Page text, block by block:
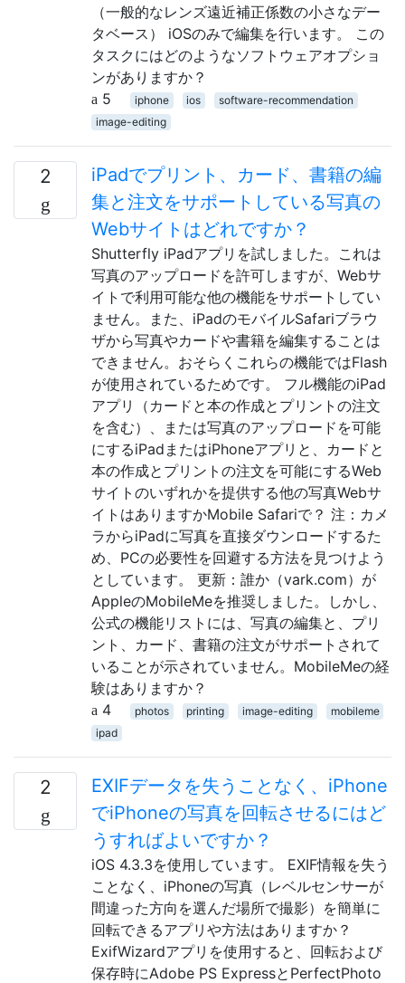
（一般的なレンズ遠近補正係数の小さなデー
タベース） iOSのみで編集を行います。 この
タスクにはどのようなソフトウェアオプショ
ンがありますか？
5
iphone ios
software-recommendation
image-editing
2
iPadでプリント、カード、書籍の編
集と注文をサポートしている写真の
Webサイトはどれですか？
Shutterfly iPadアプリを試しました。これは
写真のアップロードを許可しますが、Webサ
イトで利用可能な他の機能をサポートしてい
ません。また、iPadのモバイルSafariブラウ
ザから写真やカードや書籍を編集することは
できません。おそらくこれらの機能ではFlash
が使用されているためです。 フル機能のiPad
アプリ（カードと本の作成とプリントの注文
を含む）、または写真のアップロードを可能
にするiPadまたはiPhoneアプリと、カードと
本の作成とプリントの注文を可能にするWeb
サイトのいずれかを提供する他の写真Webサ
イトはありますかMobile Safariで？ 注：カメ
ラからiPadに写真を直接ダウンロードするた
め、PCの必要性を回避する方法を見つけよう
としています。 更新：誰か（vark.com）が
AppleのMobileMeを推奨しました。しかし、
公式の機能リストには、写真の編集と、プリ
ント、カード、書籍の注文がサポートされて
いることが示されていません。MobileMeの経
験はありますか？
4
photos printing image-editing
mobileme
ipad
2
EXIFデータを失うことなく、iPhone
でiPhoneの写真を回転させるにはど
うすればよいですか？
iOS 4.3.3を使用しています。 EXIF情報を失う
ことなく、iPhoneの写真（レベルセンサーが
間違った方向を選んだ場所で撮影）を簡単に
回転できるアプリや方法はありますか？
ExifWizardアプリを使用すると、回転および
保存時にAdobe PS ExpressとPerfectPhoto